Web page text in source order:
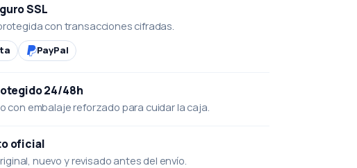
SSL
con transacciones cifradas.
PayPal
24/48h
con embalaje reforzado para cuidar la caja.
oficial
nuevo y revisado antes del envío.